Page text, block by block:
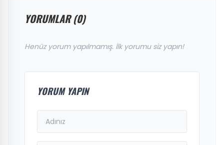
YORUMLAR (0)
Henüz yorum yapılmamış. İlk yorumu siz yapın!
YORUM YAPIN